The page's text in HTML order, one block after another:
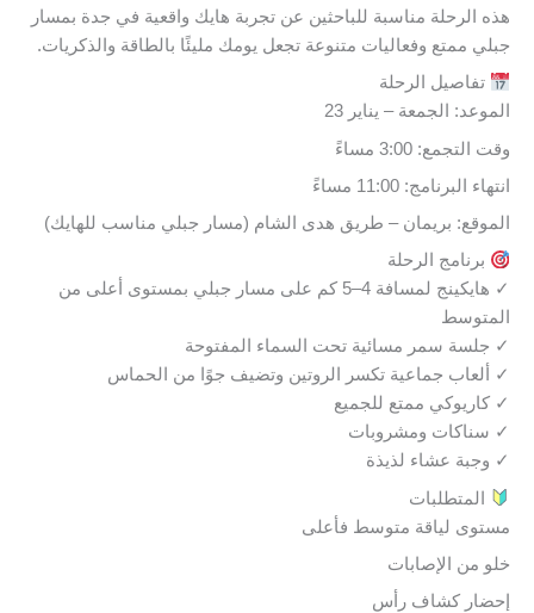
هذه الرحلة مناسبة للباحثين عن تجربة هايك واقعية في جدة بمسار
جبلي ممتع وفعاليات متنوعة تجعل يومك مليئًا بالطاقة والذكريات.
تفاصيل الرحلة
الموعد: الجمعة – يناير 23
وقت التجمع: 3:00 مساءً
انتهاء البرنامج: 11:00 مساءً
الموقع: بريمان – طريق هدى الشام (مسار جبلي مناسب للهايك)
برنامج الرحلة
✓ هايكينج لمسافة 4–5 كم على مسار جبلي بمستوى أعلى من
المتوسط
✓ جلسة سمر مسائية تحت السماء المفتوحة
✓ ألعاب جماعية تكسر الروتين وتضيف جوًا من الحماس
✓ كاريوكي ممتع للجميع
✓ سناكات ومشروبات
✓ وجبة عشاء لذيذة
المتطلبات
مستوى لياقة متوسط فأعلى
خلو من الإصابات
إحضار كشاف رأس